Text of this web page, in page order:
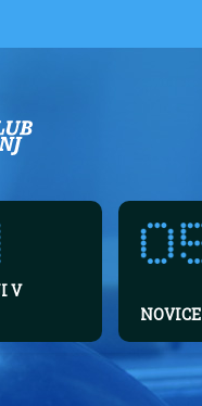
V
NOVICE